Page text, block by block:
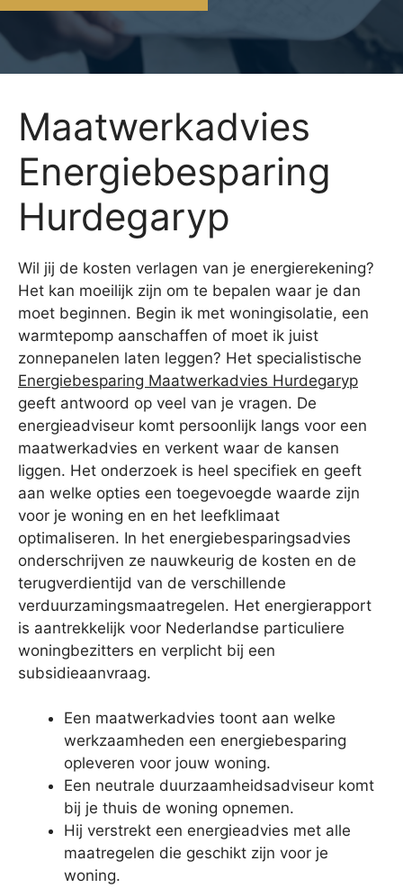
Maatwerkadvies
Energiebesparing
Hurdegaryp
Wil jij de kosten verlagen van je energierekening?
Het kan moeilijk zijn om te bepalen waar je dan
moet beginnen. Begin ik met woningisolatie, een
warmtepomp aanschaffen of moet ik juist
zonnepanelen laten leggen? Het specialistische
Energiebesparing Maatwerkadvies Hurdegaryp
geeft antwoord op veel van je vragen. De
energieadviseur komt persoonlijk langs voor een
maatwerkadvies en verkent waar de kansen
liggen. Het onderzoek is heel specifiek en geeft
aan welke opties een toegevoegde waarde zijn
voor je woning en en het leefklimaat
optimaliseren. In het energiebesparingsadvies
onderschrijven ze nauwkeurig de kosten en de
terugverdientijd van de verschillende
verduurzamingsmaatregelen. Het energierapport
is aantrekkelijk voor Nederlandse particuliere
woningbezitters en verplicht bij een
subsidieaanvraag.
Een maatwerkadvies toont aan welke
werkzaamheden een energiebesparing
opleveren voor jouw woning.
Een neutrale duurzaamheidsadviseur komt
bij je thuis de woning opnemen.
Hij verstrekt een energieadvies met alle
maatregelen die geschikt zijn voor je
woning.